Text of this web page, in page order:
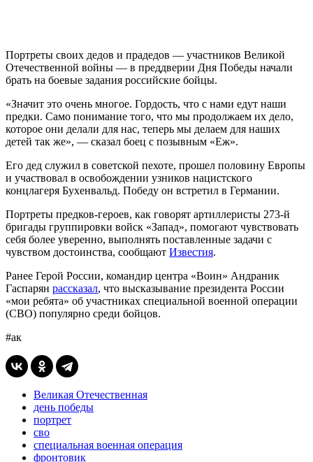
Портреты своих дедов и прадедов — участников Великой
Отечественной войны — в преддверии Дня Победы начали
брать на боевые задания российские бойцы.
«Значит это очень многое. Гордость, что с нами едут наши
предки. Само понимание того, что мы продолжаем их дело,
которое они делали для нас, теперь мы делаем для наших
детей так же», — сказал боец с позывным «Еж».
Его дед служил в советской пехоте, прошел половину Европы
и участвовал в освобождении узников нацистского
концлагеря Бухенвальд. Победу он встретил в Германии.
Портреты предков-героев, как говорят артиллеристы 273-й
бригады группировки войск «Запад», помогают чувствовать
себя более уверенно, выполнять поставленные задачи с
чувством достоинства, сообщают Известия.
Ранее Герой России, командир центра «Воин» Андраник
Гаспарян рассказал, что высказывание президента России
«мои ребята» об участниках специальной военной операции
(СВО) популярно среди бойцов.
#ак
Великая Отечественная
день победы
портрет
сво
специальная военная операция
фронтовик